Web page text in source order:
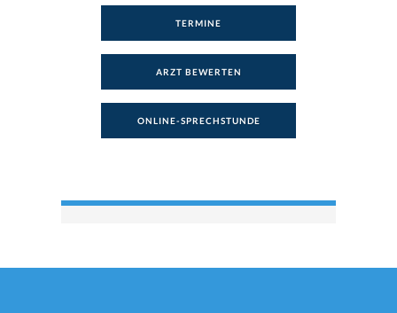
TERMINE
ARZT BEWERTEN
ONLINE-SPRECHSTUNDE